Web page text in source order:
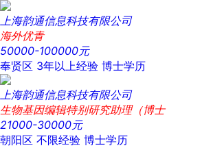
上海韵通信息科技有限公司
海外优青
50000-100000元
奉贤区 3年以上经验 博士学历
上海韵通信息科技有限公司
生物基因编辑特别研究助理（博士
21000-30000元
朝阳区 不限经验 博士学历